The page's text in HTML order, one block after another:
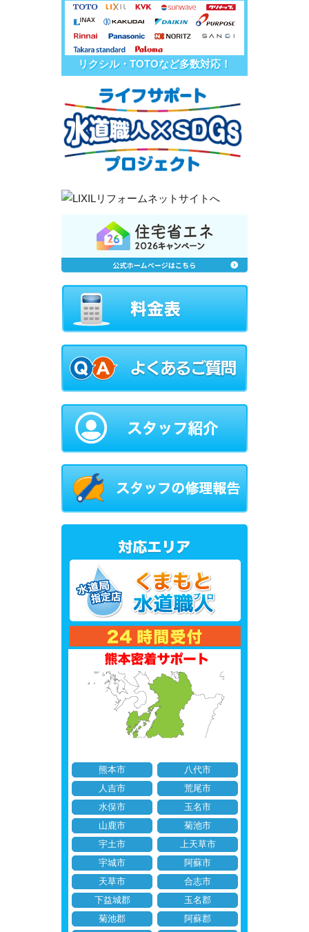
リクシル・TOTOなど多数対応！
熊本市
八代市
人吉市
荒尾市
水俣市
玉名市
山鹿市
菊池市
宇土市
上天草市
宇城市
阿蘇市
天草市
合志市
下益城郡
玉名郡
菊池郡
阿蘇郡